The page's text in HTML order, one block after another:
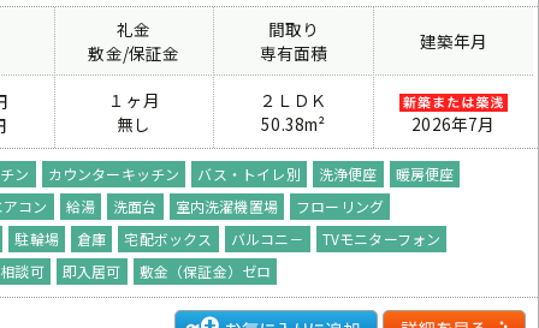
礼金
敷金/保証金
間取り
専有面積
建築年月
１ヶ月
無し
２ＬＤＫ
50.38m²
2026年7月
ン カウンターキッチン バス・トイレ別 洗浄便座
暖房便座
コン
給湯 洗面台 室内洗濯機置場
フローリング
駐輪場
倉庫 宅配ボックス バルコニ－
TVモニターフォン
談可
即入居可 敷金（保証金）ゼロ